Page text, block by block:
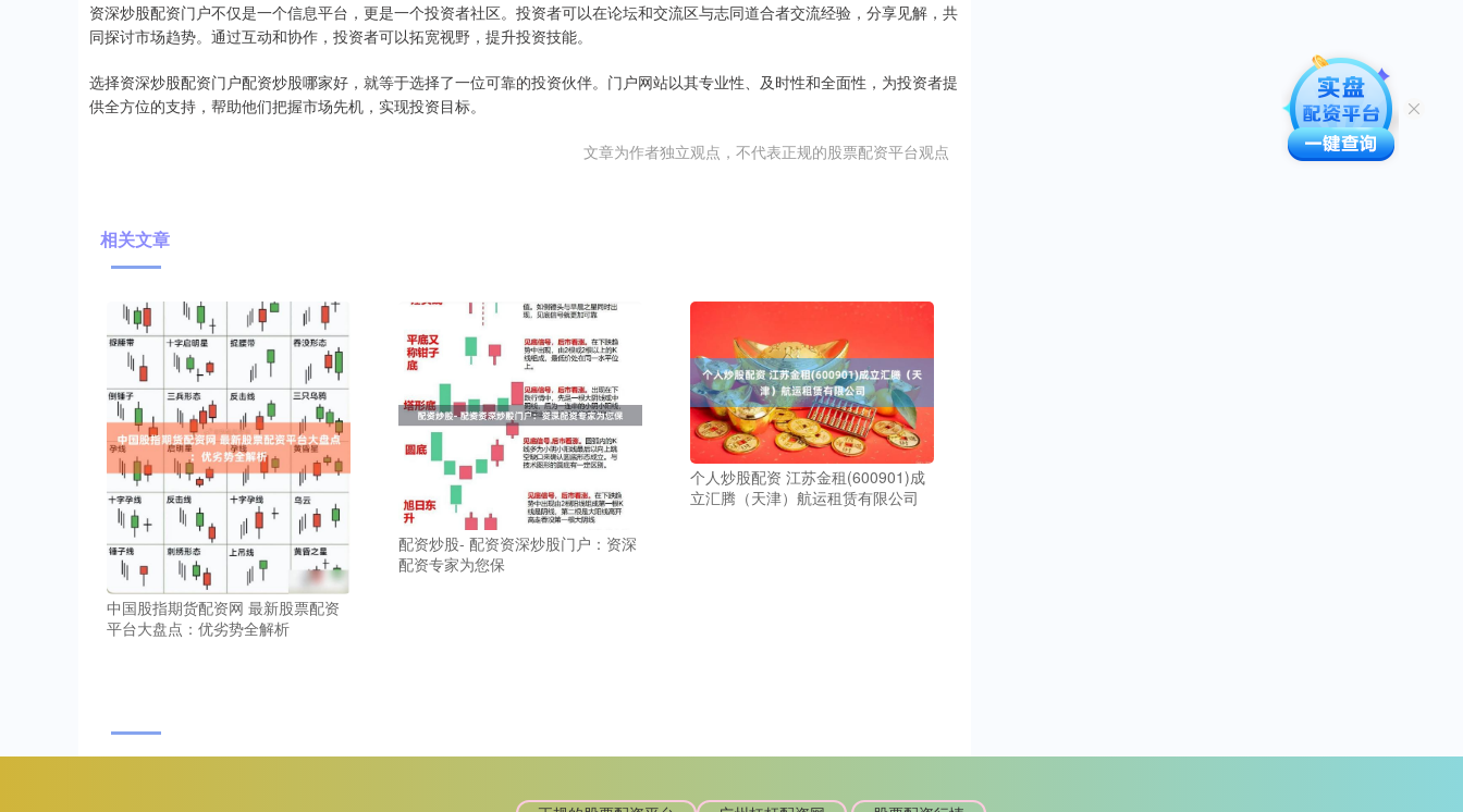
资深炒股配资门户不仅是一个信息平台，更是一个投资者社区。投资者可以在论坛和交流区与志同道合者交流经验，分享见解，共
同探讨市场趋势。通过互动和协作，投资者可以拓宽视野，提升投资技能。
选择资深炒股配资门户配资炒股哪家好，就等于选择了一位可靠的投资伙伴。门户网站以其专业性、及时性和全面性，为投资者提
供全方位的支持，帮助他们把握市场先机，实现投资目标。
文章为作者独立观点，不代表正规的股票配资平台观点
相关文章
中国股指期货配资网 最新股票配资
平台大盘点：优劣势全解析
配资炒股- 配资资深炒股门户：资深
配资专家为您保
个人炒股配资 江苏金租(600901)成
立汇腾（天津）航运租赁有限公司